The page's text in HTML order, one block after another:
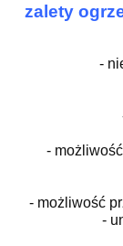
zalety
-
-
-
- możliwość
-